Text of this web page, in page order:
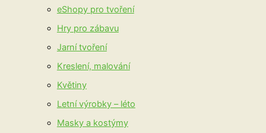
eShopy pro tvoření
Hry pro zábavu
Jarní tvoření
Kreslení, malování
Květiny
Letní výrobky – léto
Masky a kostýmy